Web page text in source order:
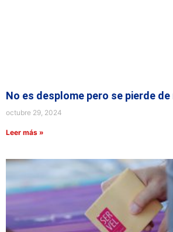
No es desplome pero se pierde
octubre 29, 2024
Leer más »